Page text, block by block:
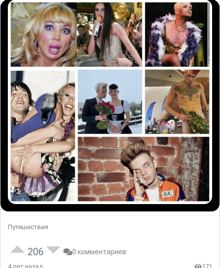
Путешествия
206 0 комментариев
4 лет назад 171